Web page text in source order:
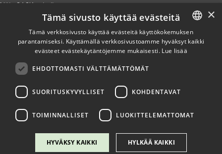
Jäsenjärjestöt
Saavutettavuusseloste
Tietosuojaseloste
Eettiset periaatteet (pdf)
Lahjoita
Osallistu
Liity kannatusjäseneksi
Ilmoita väärinkäytösepäilystä
FINNISH
×
Tämä sivusto käyttää evästeitä
Tämä verkkosivusto käyttää evästeitä käyttökokemuksen
parantamiseksi. Käyttämällä verkkosivustoamme hyväksyt kaikki
evästeet evästekäytäntöjemme mukaisesti. Lue lisää
EHDOTTOMASTI VÄLTTÄMÄTTÖMÄT
SUORITUSKYVYLLISET KOHDENTAVAT
TOIMINNALLISET LUOKITTELEMATTOMAT
HYVÄKSY KAIKKI HYLKÄÄ KAIKKI